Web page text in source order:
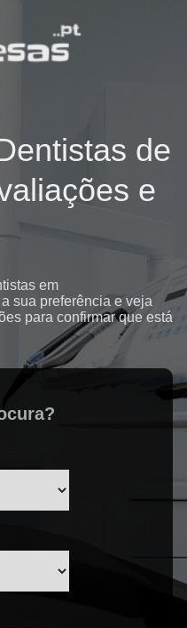
de
e
em
sua preferência e veja
para confirmar que está